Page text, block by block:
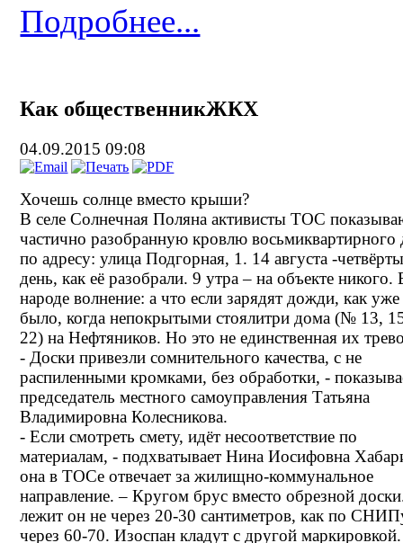
Подробнее...
Как общественникЖКХ
04.09.2015 09:08
Хочешь солнце вместо крыши?
В селе Солнечная Поляна активисты ТОС
частично разобранную кровлю восьмиквартирного
по адресу: улица Подгорная, 1. 14 августа -
день, как её разобрали. 9 утра – на объекте никого.
народе волнение: а что если зарядят дожди, как уже
было, когда непокрытыми стоялитри дома (№ 13,
22) на Нефтяников. Но это не единственная их
- Доски привезли сомнительного качества, с не
распиленными кромками, без обработки, -
председатель местного самоуправления Татьяна
Владимировна Колесникова.
- Если смотреть смету, идёт несоответствие по
материалам, - подхватывает Нина Иосифовна
она в ТОСе отвечает за жилищно-коммунальное
направление. – Кругом брус вместо обрезной
лежит он не через 20-30 сантиметров, как по
через 60-70. Изоспан кладут с другой маркировкой.